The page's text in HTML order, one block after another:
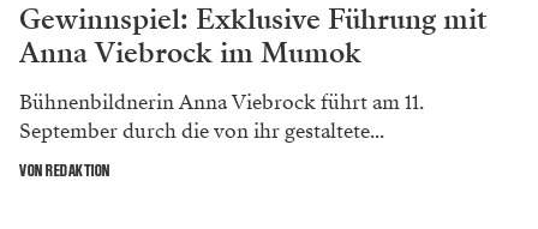
Gewinnspiel: Exklusive Führung mit
Anna Viebrock im Mumok
Bühnenbildnerin Anna Viebrock führt am 11.
September durch die von ihr gestaltete...
VON REDAKTION